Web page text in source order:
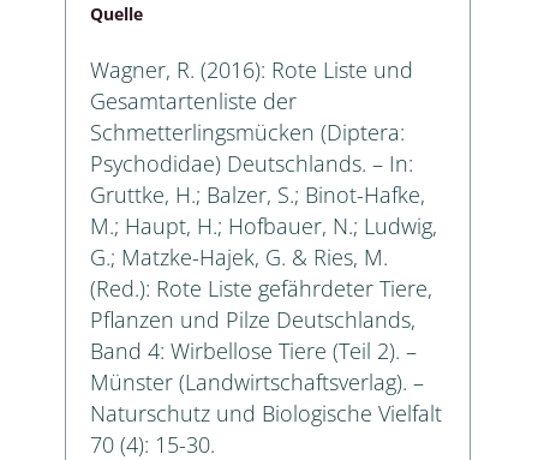
Quelle
Wagner, R. (2016): Rote Liste und
Gesamtartenliste der
Schmetterlingsmücken (Diptera:
Psychodidae) Deutschlands. – In:
Gruttke, H.; Balzer, S.; Binot-Hafke,
M.; Haupt, H.; Hofbauer, N.; Ludwig,
G.; Matzke-Hajek, G. & Ries, M.
(Red.): Rote Liste gefährdeter Tiere,
Pflanzen und Pilze Deutschlands,
Band 4: Wirbellose Tiere (Teil 2). –
Münster (Landwirtschaftsverlag). –
Naturschutz und Biologische Vielfalt
70 (4): 15-30.